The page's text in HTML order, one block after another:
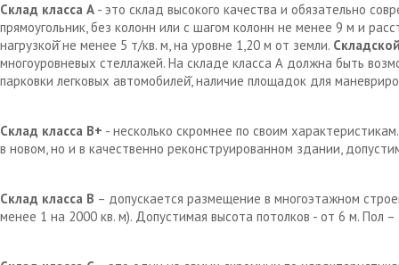
Склад класса А - это склад высокого качества и обязательно
прямоугольник, без колонн или с шагом колонн не менее 9 м и
нагрузкой̆ не менее 5 т/кв. м, на уровне 1,20 м от земли.
многоуровневых стеллажей. На складе класса А должна быть
парковки легковых автомобилей̆, наличие площадок для
Склад класса В+ - несколько скромнее по своим
в новом, но и в качественно реконструированном здании,
Склад класса В – допускается размещение в многоэтажном
менее 1 на 2000 кв. м). Допустимая высота потолков - от 6 м. Пол